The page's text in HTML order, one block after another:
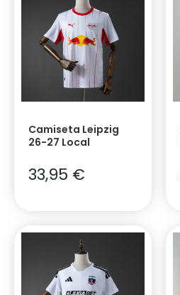
Camiseta Leipzig
26-27 Local
33,95 €